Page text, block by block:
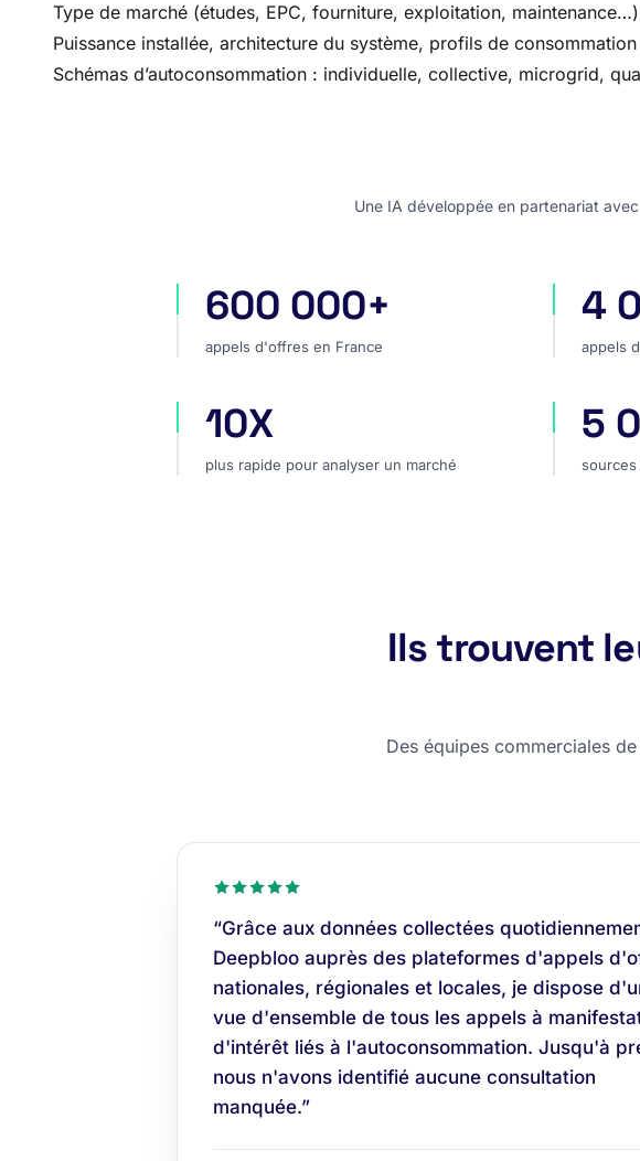
Type de marché (études, EPC, fourniture, exploitation, maintenance…)
Puissance installée, architecture du système, profils de consommation
Schémas d’autoconsommation : individuelle, collective, microgrid,
Une IA développée en partenariat
appels d'offres en France
600 000+
appels d'offres en France
4
appels
plus rapide pour analyser un marché
10X
plus rapide pour analyser un marché
5
Ils trouvent
Des équipes commerciales
“Grâce aux données collectées
Deepbloo auprès des plateformes d'appels
nationales, régionales et locales, je dispose
vue d'ensemble de tous les appels à
d'intérêt liés à l'autoconsommation. Jusqu'à
nous n'avons identifié aucune consultation
manquée.”